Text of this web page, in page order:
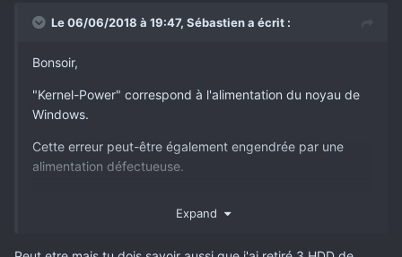
Le 06/06/2018 à 19:47, Sébastiena écrit :
Bonsoir,
"Kernel-Power" correspond à l'alimentation du noyau de
Windows.
Cette erreur peut-être également engendrée par une
alimentation défectueuse.
effectuer un test sur le chipset vidéo intégré.
Expand